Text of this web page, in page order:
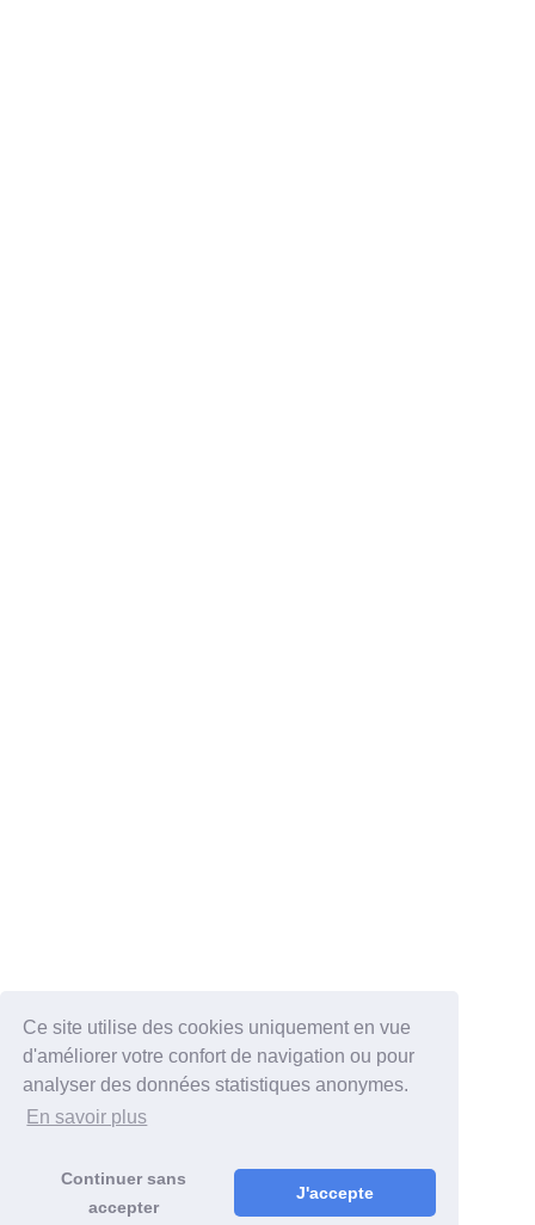
Ce site utilise des cookies uniquement en vue
d'améliorer votre confort de navigation ou pour
analyser des données statistiques anonymes.
En savoir plus
Continuer sans
accepter
J'accepte